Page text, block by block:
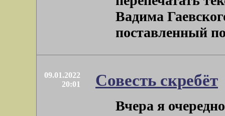
Вадима
поставленный
09.01.2022
20:01
Совесть скребёт
Вчера я